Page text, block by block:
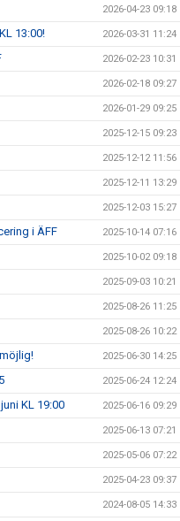
2026-04-23 09:18
13:00! 2026-03-31 11:24
2026-02-23 10:31
2026-02-18 09:27
2026-01-29 09:25
2025-12-15 09:23
2025-12-12 11:56
2025-12-11 13:29
2025-12-03 15:27
i ÄFF 2025-10-14 07:16
2025-10-02 09:18
2025-09-03 10:21
2025-08-26 11:25
2025-08-26 10:22
2025-06-30 14:25
2025-06-24 12:24
KL 19:00 2025-06-16 09:29
2025-06-13 07:21
2025-05-06 07:22
2025-04-23 09:37
2024-08-05 14:33